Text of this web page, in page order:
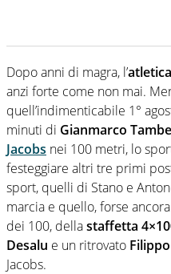
Dopo anni di magra, l’
anzi forte come non mai.
quell’indimenticabile 1°
minuti di Gianmarco
Jacobs nei 100 metri, lo
festeggiare altri tre primi
sport, quelli di Stano e
marcia e quello, forse
dei 100, dellastaffetta
Desalu e un ritrovato
Jacobs.